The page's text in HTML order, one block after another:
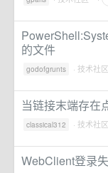
的文件
godofgrunts · 技术社区
当链接末端存在
classical312 · 技术社区
WebClient登录